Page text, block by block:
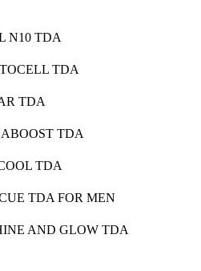
N10 TDA
TDA
TDA
TDA
TDA
TDA FOR MEN
AND GLOW TDA